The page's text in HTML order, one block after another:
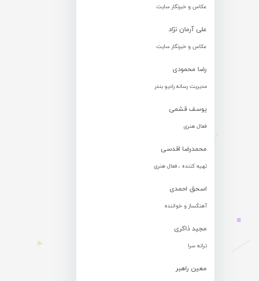
عکاس و خبرنگار سایت
علی آرمان نژاد
عکاس و خبرنگار سایت
رضا محمودی
مدیریت رسانه رادیو بندر
یوسف قشمی
فعال هنری
محمدرضا اقدسی
تهیه کننده ، فعال هنری
اسحق احمدی
آهنگساز و خواننده
مجید ذاکری
ترانه سرا
معین راهبر